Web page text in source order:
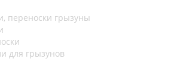
переноски грызуны
для грызунов